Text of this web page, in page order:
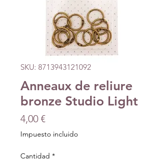
SKU: 8713943121092
Anneaux de reliure
bronze Studio Light
4,00 €Precio
Impuesto incluido
Cantidad *